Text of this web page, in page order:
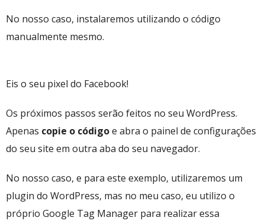
No nosso caso, instalaremos utilizando o código
manualmente mesmo.
Eis o seu pixel do Facebook!
Os próximos passos serão feitos no seu WordPress.
Apenas copie o códigoe abra o painel de configurações
do seu site em outra aba do seu navegador.
No nosso caso, e para este exemplo, utilizaremos um
plugin do WordPress, mas no meu caso, eu utilizo o
próprio Google Tag Manager para realizar essa